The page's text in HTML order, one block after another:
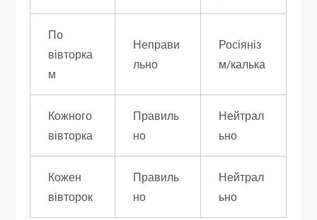
По
вівторка
м
Неправи
льно
Росіяніз
м/калька
Кожного
вівторка
Правиль
но
Нейтрал
ьно
Кожен
вівторок
Правиль
но
Нейтрал
ьно